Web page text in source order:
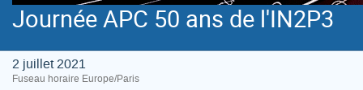
Journée APC 50 ans de l'IN2P3
2 juillet 2021
Fuseau horaire Europe/Paris